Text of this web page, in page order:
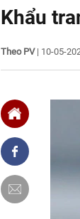
Khẩu
Theo PV| 10-05-